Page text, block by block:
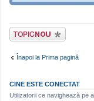
Scrie un subiect
nou
Înapoi la Prima pagină
CINE ESTE CONECTAT
Utilizatorii ce navighează pe